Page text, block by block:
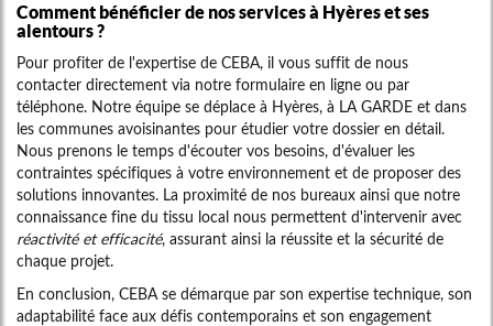
Comment bénéficier de nos services à Hyères et ses
alentours ?
Pour profiter de l'expertise de CEBA, il vous suffit de nous
contacter directement via notre formulaire en ligne ou par
téléphone. Notre équipe se déplace à Hyères, à LA GARDE et dans
les communes avoisinantes pour étudier votre dossier en détail.
Nous prenons le temps d'écouter vos besoins, d'évaluer les
contraintes spécifiques à votre environnement et de proposer des
solutions innovantes. La proximité de nos bureaux ainsi que notre
connaissance fine du tissu local nous permettent d'intervenir avec
réactivité et efficacité, assurant ainsi la réussite et la sécurité de
chaque projet.
En conclusion, CEBA se démarque par son expertise technique, son
adaptabilité face aux défis contemporains et son engagement